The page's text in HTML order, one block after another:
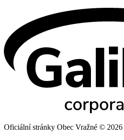
Oficiální stránky Obec Vražné © 2026